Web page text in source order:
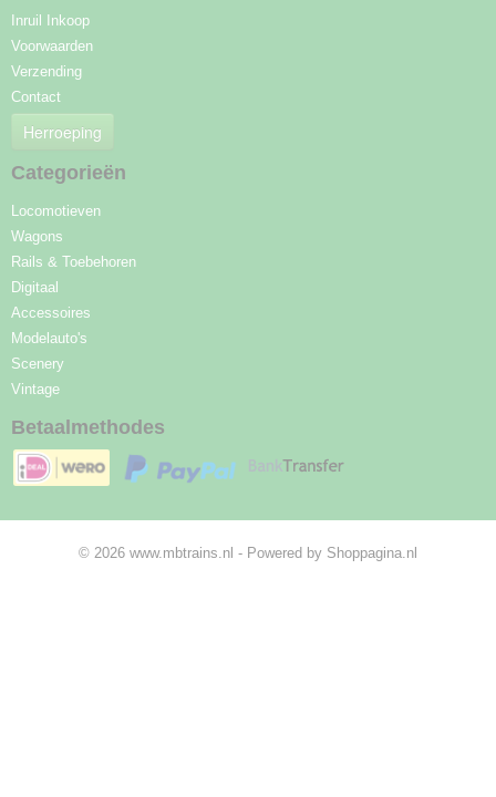
Inruil Inkoop
Voorwaarden
Verzending
Contact
Herroeping
Categorieën
Locomotieven
Wagons
Rails & Toebehoren
Digitaal
Accessoires
Modelauto's
Scenery
Vintage
Betaalmethodes
© 2026 www.mbtrains.nl - Powered by Shoppagina.nl